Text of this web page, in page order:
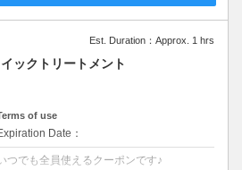
Est. Duration：Approx. 1 hrs
ックトリートメント
of use
Date：
つでも全員使えるクーポンです♪